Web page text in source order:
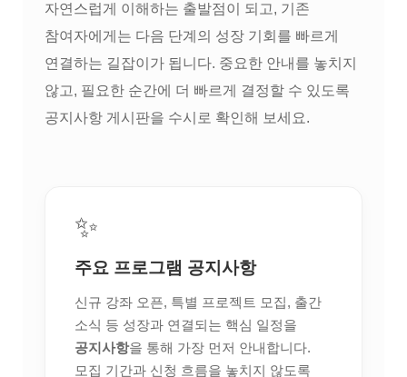
자연스럽게 이해하는 출발점이 되고, 기존
참여자에게는 다음 단계의 성장 기회를 빠르게
연결하는 길잡이가 됩니다. 중요한 안내를 놓치지
않고, 필요한 순간에 더 빠르게 결정할 수 있도록
공지사항 게시판을 수시로 확인해 보세요.
✨
주요 프로그램 공지사항
신규 강좌 오픈, 특별 프로젝트 모집, 출간
소식 등 성장과 연결되는 핵심 일정을
공지사항을 통해 가장 먼저 안내합니다.
모집 기간과 신청 흐름을 놓치지 않도록